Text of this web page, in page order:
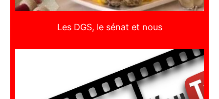
Les DGS, le sénat et nous